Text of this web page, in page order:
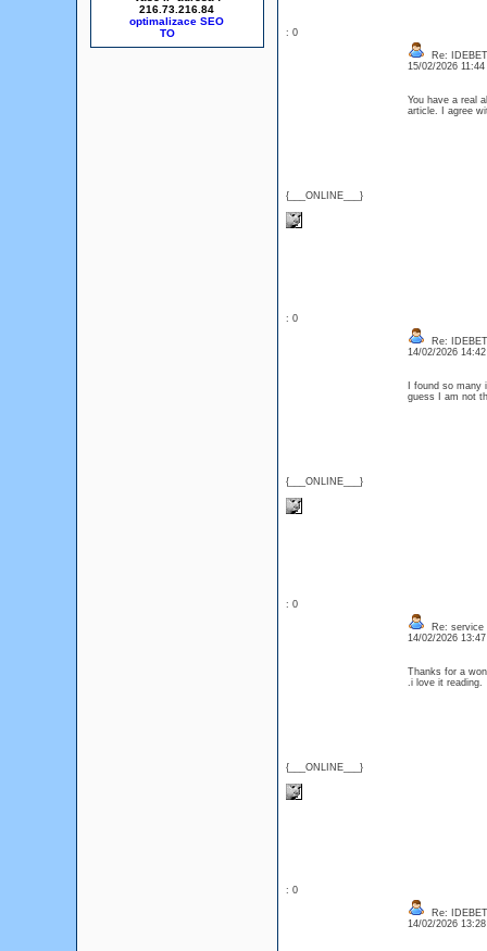
216.73.216.84
optimalizace SEO
: 0
{___ONLINE___}
Re: IDEBET
15/02/2026
You have a real
article. I agree
: 0
{___ONLINE___}
Re: IDEBET
14/02/2026
I found so
guess I am not
: 0
{___ONLINE___}
Re: service
14/02/2026
Thanks for a
.i love it
: 0
Re: IDEBET
14/02/2026